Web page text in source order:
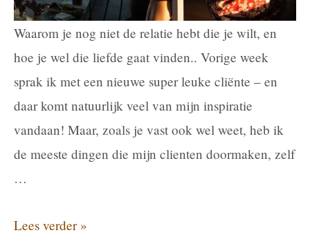
helpen
Waarom je nog niet de relatie hebt die je wilt, en
hoe je wel die liefde gaat vinden.. Vorige week
sprak ik met een nieuwe super leuke cliënte – en
daar komt natuurlijk veel van mijn inspiratie
vandaan! Maar, zoals je vast ook wel weet, heb ik
de meeste dingen die mijn clienten doormaken, zelf
…
Waarom
Lees verder »